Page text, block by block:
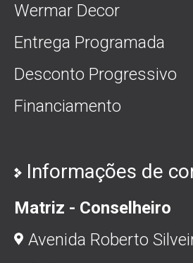
Wermar Decor
Entrega Programada
Desconto Progressivo
Financiamento
Informações de
Matriz - Conselheiro
Avenida Roberto